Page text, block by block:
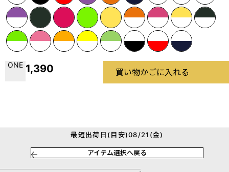
ONE 1,390 買い物かごに入れる
最短出荷日(目安)08/21(金)
アイテム選択へ戻る